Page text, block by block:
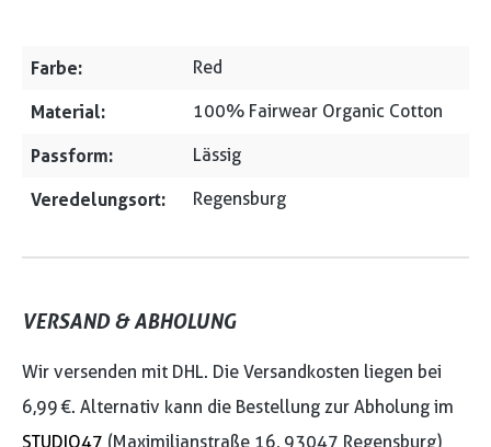
Farbe: Red
Material: 100% Fairwear Organic Cotton
Passform: Lässig
Veredelungsort: Regensburg
VERSAND & ABHOLUNG
Wir versenden mit DHL. Die Versandkosten liegen bei
6,99 €. Alternativ kann die Bestellung zur Abholung im
STUDIO47 (Maximilianstraße 16, 93047 Regensburg)